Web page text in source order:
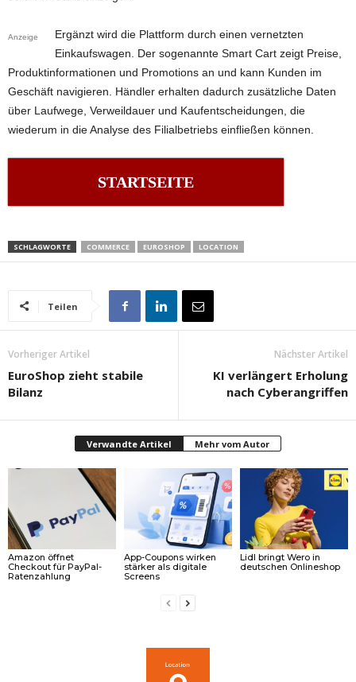
Anzeige
Ergänzt wird die Plattform durch einen vernetzten
Einkaufswagen. Der sogenannte Smart Cart zeigt Preise,
Produktinformationen und Promotions an und kann Kunden im
Geschäft navigieren. Händler erhalten dadurch zusätzliche Daten
über Laufwege, Verweildauer und Kaufentscheidungen, die
wiederum in die Analyse des Filialbetriebs einfließen können.
STARTSEITE
SCHLAGWORTE COMMERCE EUROSHOP LOCATION
Teilen
Vorheriger Artikel
EuroShop zieht stabile
Bilanz
Nächster Artikel
KI verlängert Erholung
nach Cyberangriffen
Verwandte Artikel Mehr vom Autor
Amazon öffnet
Checkout für PayPal-
Ratenzahlung
App-Coupons wirken
stärker als digitale
Screens
Lidl bringt Wero in
deutschen Onlineshop